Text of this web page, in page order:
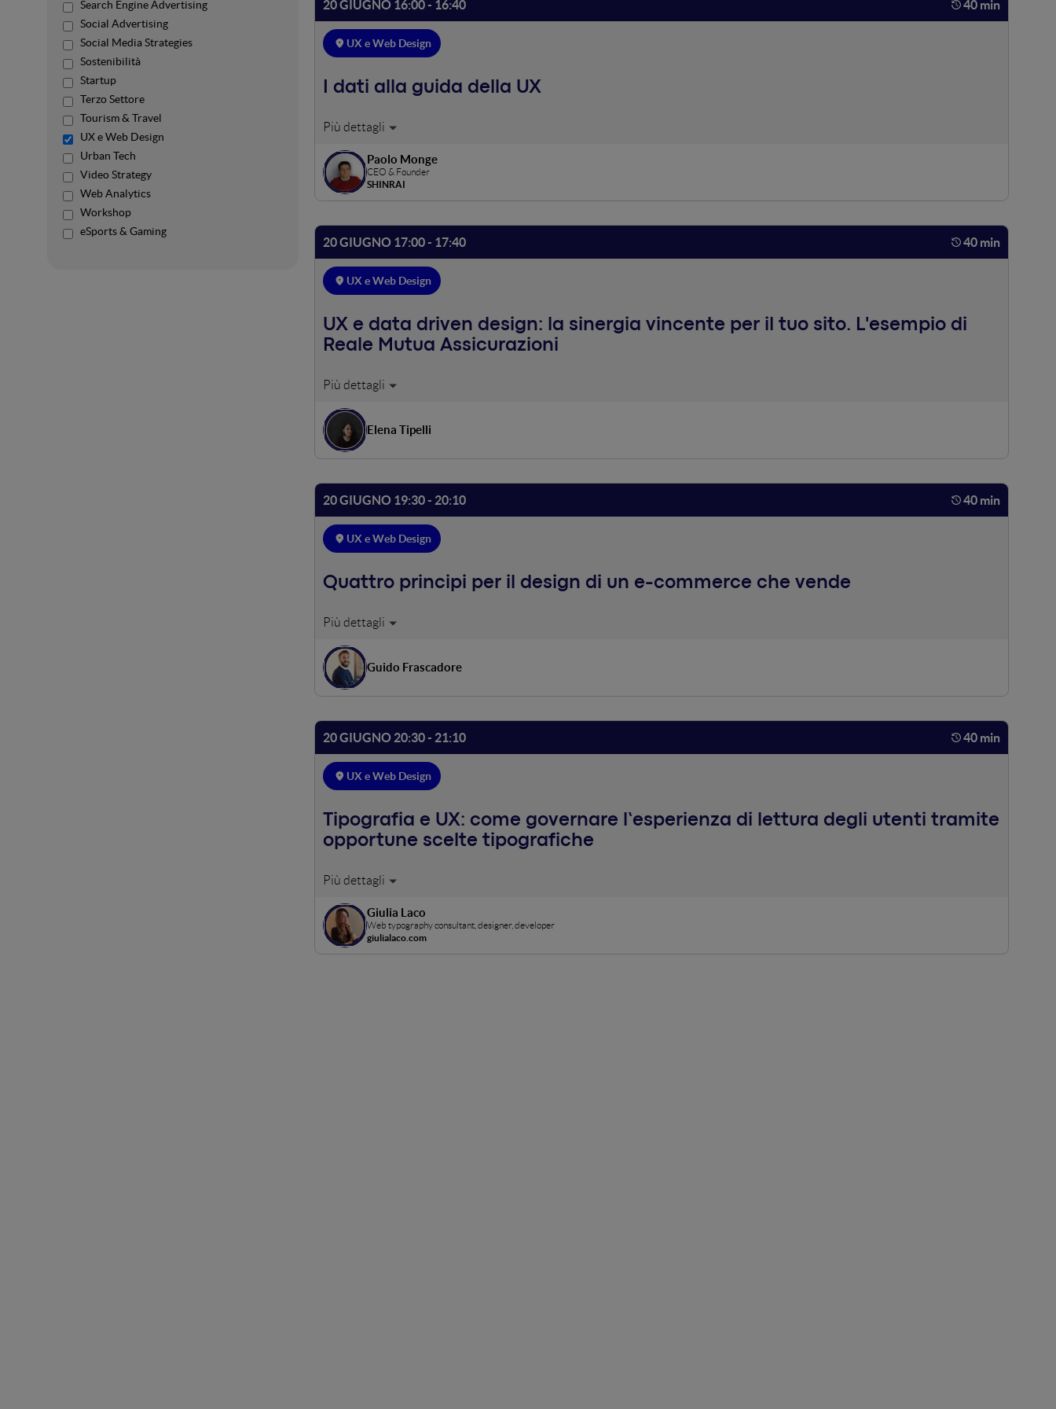
Search Engine Advertising
Social Advertising
Social Media Strategies
Sostenibilità
Startup
Terzo Settore
Tourism & Travel
UX e Web Design
Urban Tech
Video Strategy
Web Analytics
Workshop
eSports & Gaming
20 GIUGNO 16:00 - 16:40 40 min
UX e Web Design
I dati alla guida della UX
La UX non è solo design: analisi data driven utili a condurre l'utente in un viaggio piacevole verso la conversione, attraverso
Paolo Monge
CEO & Founder
SHINRAI
20 GIUGNO 17:00 - 17:40 40 min
UX e Web Design
UX e data driven design: la sinergia vincente per il tuo sito. L'esempio di
Reale Mutua Assicurazioni
Quanto la UX può fare la differenza in un processo di digital transformation? Secondo noi può guidarlo. Realemutua.it è
soluzione win-win studiata e progettata da Webranking e Reale Mutua in un approccio di co-design.
Elena Tipelli
20 GIUGNO 19:30 - 20:10 40 min
UX e Web Design
Quattro principi per il design di un e-commerce che vende
Il processo cognitivo svolto dalla mente di un cliente che sta acquistando sul nostro e-commerce è complesso e si articola tra
di acquisto e di crescita. Partendo dalla consistenza del brand alla UX passando dalla user experience.
Guido Frascadore
20 GIUGNO 20:30 - 21:10 40 min
UX e Web Design
Tipografia e UX: come governare l’esperienza di lettura degli utenti tramite
opportune scelte tipografiche
I siti web sono strutture complesse in cui il testo compare con diverse funzioni: dal corpo del testo, ai titoli, ai menù di
struttura di pagina e la natura stessa del contenuto. Ragionamenti tramite esempi e simulazioni rivolti a designer, developer e
typesetter.
Giulia Laco
Web typography consultant, designer, developer
giulialaco.com